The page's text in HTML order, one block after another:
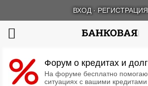
ВХОД · РЕГИСТРАЦИЯ
Форум о кредитах и
На форуме бесплатно
ситуациях с вашими кредитами